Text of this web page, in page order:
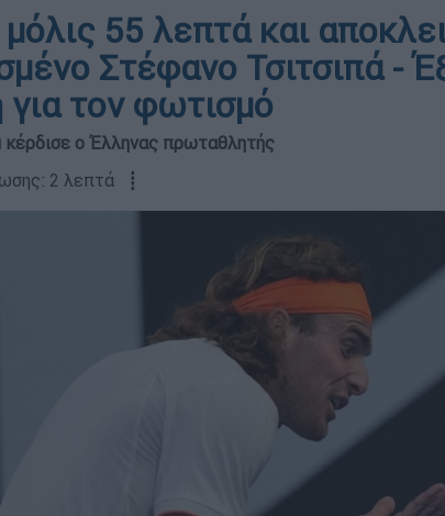
55 λεπτά και
Στέφανο Τσιτσιπά -
για τον φωτισμό
κέρδισε ο Έλληνας πρωταθλητής
2 λεπτά ┋